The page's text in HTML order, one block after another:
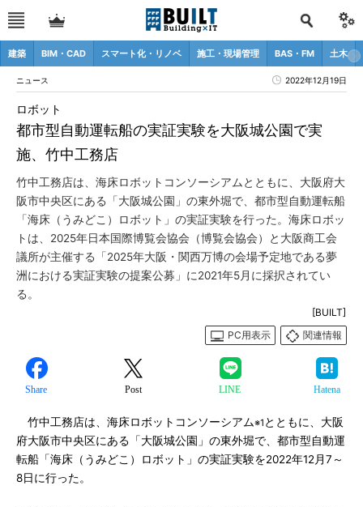
建築 BIM・CAD スマート化・リノベ 施工・現場管理 BAS・FM 土木
ニュース 2022年12月19日
都市型自動運転船の実証実験を大阪城公園で実
施、竹中工務店
ロボット
竹中工務店は、海床ロボットコンソーシアムとともに、大阪府大
阪市中央区にある「大阪城公園」の東外堀で、都市型自動運転船
「海床（うみどこ）ロボット」の実証実験を行った。海床ロボッ
トは、2025年日本国際博覧会協会（博覧会協会）と大阪商工会
議所が主催する「2025年大阪・関西万博の会場予定地である夢
洲における実証実験の提案公募」に2021年5月に採択されてい
る。
[BUILT]
PC用表示
関連情報
Share Post LINE Hatena
竹中工務店は、海床ロボットコンソーシアム※1 とともに、大阪
府大阪市中央区にある「大阪城公園」の東外堀で、都市型自動運
転船「海床（うみどこ）ロボット」の実証実験を2022年12月7～
8日に行った。